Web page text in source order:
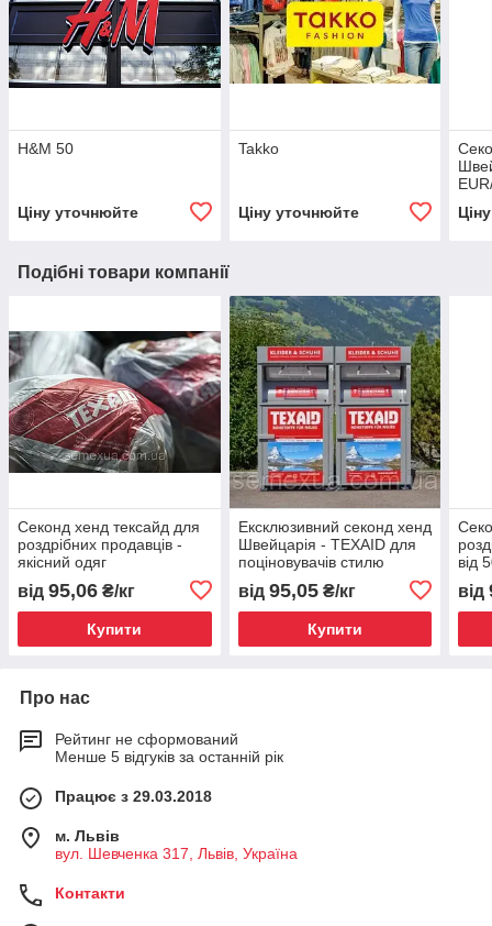
H&M 50
Ціну уточнюйте
Takko
Ціну уточнюйте
Подібні товари компанії
Секонд хенд тексайд для
роздрібних продавців -
якісний одяг
від 95,06 ₴/кг
Купити
Ексклюзивний секонд хенд
Швейцарія - TEXAID для
поціновувачів стилю
від 95,05₴/кг
Купити
від
від
Про нас
Рейтинг не сформований
Менше 5 відгуків за останній рік
Працює з 29.03.2018
м. Львів
вул. Шевченка 317, Львів, Україна
Контакти